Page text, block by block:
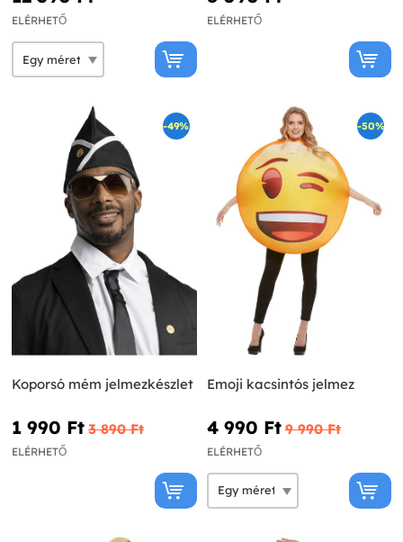
ELÉRHETŐ ELÉRHETŐ
-49%
Koporsó mém jelmezkészlet
1 990 Ft‎ 3 890 Ft‎
ELÉRHETŐ
-50%
Emoji kacsintós jelmez
4 990 Ft‎ 9 990 Ft‎
ELÉRHETŐ